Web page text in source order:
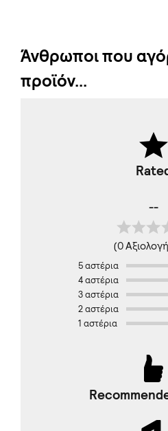
Άνθρωποι που
προϊόν...
--
(0
5 αστέρια
4 αστέρια
3 αστέρια
2 αστέρια
1 αστέρια